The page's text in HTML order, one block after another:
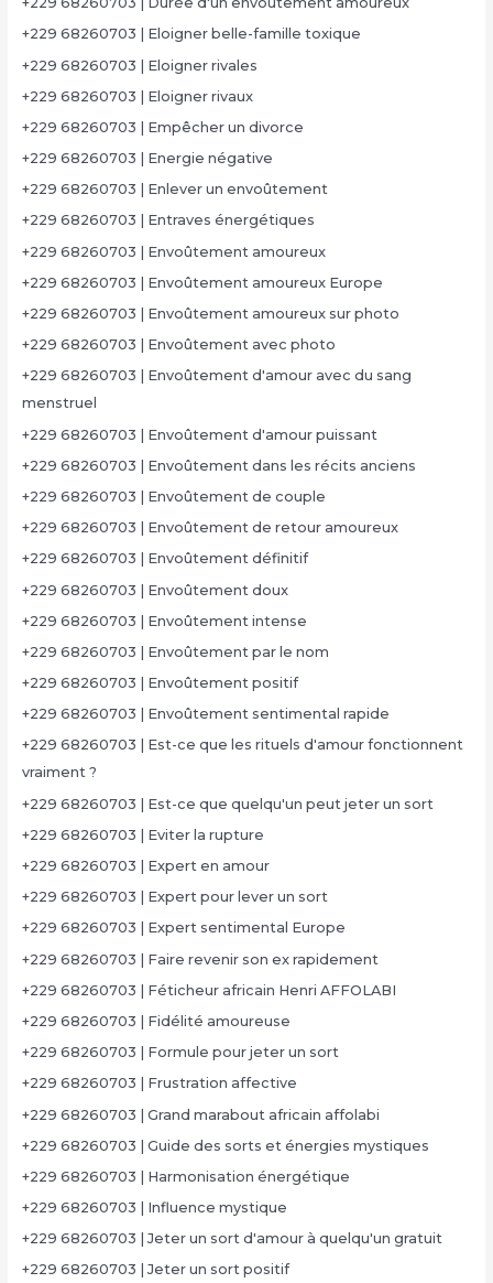
+229 68260703 | Eloigner belle-famille toxique
+229 68260703 | Eloigner rivales
+229 68260703 | Eloigner rivaux
+229 68260703 | Empêcher un divorce
+229 68260703 | Energie négative
+229 68260703 | Enlever un envoûtement
+229 68260703 | Entraves énergétiques
+229 68260703 | Envoûtement amoureux
+229 68260703 | Envoûtement amoureux Europe
+229 68260703 | Envoûtement amoureux sur photo
+229 68260703 | Envoûtement avec photo
+229 68260703 | Envoûtement d'amour avec du sang
menstruel
+229 68260703 | Envoûtement d'amour puissant
+229 68260703 | Envoûtement dans les récits anciens
+229 68260703 | Envoûtement de couple
+229 68260703 | Envoûtement de retour amoureux
+229 68260703 | Envoûtement définitif
+229 68260703 | Envoûtement doux
+229 68260703 | Envoûtement intense
+229 68260703 | Envoûtement par le nom
+229 68260703 | Envoûtement positif
+229 68260703 | Envoûtement sentimental rapide
+229 68260703 | Est-ce que les rituels d'amour fonctionnent
vraiment ?
+229 68260703 | Est-ce que quelqu'un peut jeter un sort
+229 68260703 | Eviter la rupture
+229 68260703 | Expert en amour
+229 68260703 | Expert pour lever un sort
+229 68260703 | Expert sentimental Europe
+229 68260703 | Faire revenir son ex rapidement
+229 68260703 | Féticheur africain Henri AFFOLABI
+229 68260703 | Fidélité amoureuse
+229 68260703 | Formule pour jeter un sort
+229 68260703 | Frustration affective
+229 68260703 | Grand marabout africain affolabi
+229 68260703 | Guide des sorts et énergies mystiques
+229 68260703 | Harmonisation énergétique
+229 68260703 | Influence mystique
+229 68260703 | Jeter un sort d'amour à quelqu'un gratuit
+229 68260703 | Jeter un sort positif